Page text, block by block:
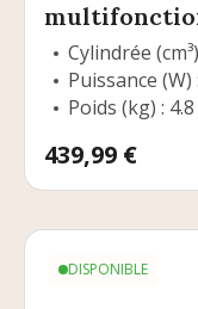
Cylindrée
Puissance (W)
Poids (kg) : 4.8
Prix
439,99 €
DISPONIBLE